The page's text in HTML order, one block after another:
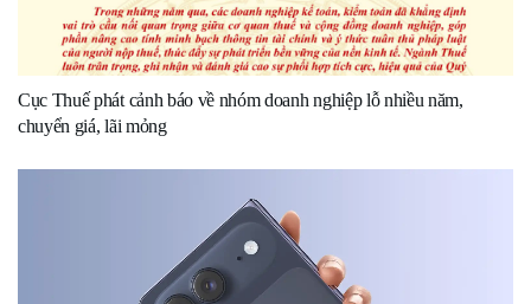
Cục Thuế phát cảnh báo về nhóm doanh nghiệp lỗ nhiều năm,
chuyển giá, lãi mỏng